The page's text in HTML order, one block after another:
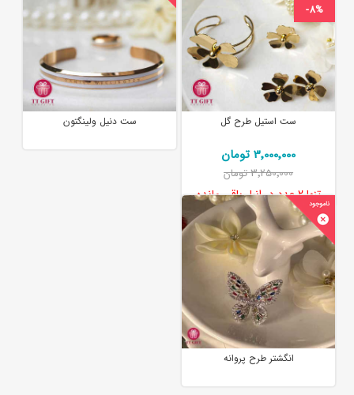
-8%
ست استیل طرح گل
3٬000٬000 تومان
3٬250٬000 تومان
تنها2 عدد در انبار باقی مانده
ست دنیل ولینگتون
انگشتر طرح پروانه